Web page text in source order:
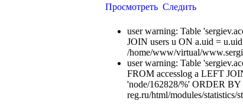
Просмотреть Следить
user warning: Table
JOIN users u ON a.uid =
/home/www/virtual/
user warning: Table
FROM accesslog a LEFT
'node/162828/%' ORDER
reg.ru/html/modules/statistics/